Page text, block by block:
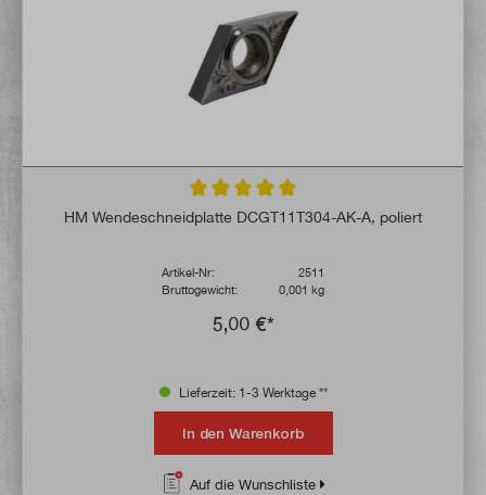
Durchschnittliche Bewertung von 5 von 5
HM Wendeschneidplatte DCGT11T304-AK-A, poliert
Artikel-Nr:
2511
Bruttogewicht:
0,001 kg
5,00 €*
Lieferzeit: 1-3 Werktage **
In den Warenkorb
Auf die Wunschliste